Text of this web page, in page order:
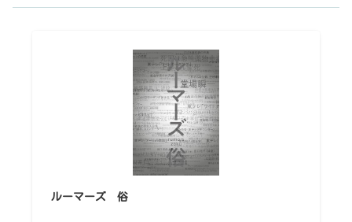
ルーマーズ 俗